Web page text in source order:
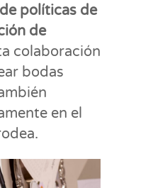
políticas de
de
colaboración
bodas
en el